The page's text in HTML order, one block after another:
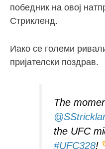
победник на овој
Стрикленд.
Иако се големи
пријателски поздрав.
The
the UFC
#UFC328!